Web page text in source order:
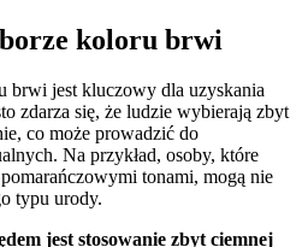
koloru brwi
brwi jest kluczowy dla uzyskania
zdarza się, że ludzie wybierają zbyt
co może prowadzić do
Na przykład, osoby, które
tonami, mogą nie
typu urody.
jest stosowanie zbyt ciemnej